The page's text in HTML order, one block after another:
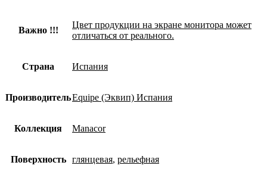
Важно !!!
Цвет продукции на экране монитора может
отличаться от реального.
Страна Испания
ПроизводительEquipe (Эквип) Испания
Коллекция Manacor
Поверхность глянцевая, рельефная